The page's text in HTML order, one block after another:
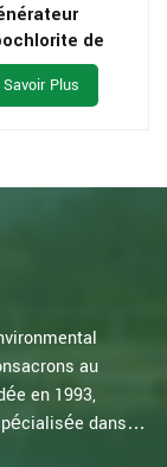
de
par électrolyse
de mer pour
Savoir Plus
au
en 1993,
dans la